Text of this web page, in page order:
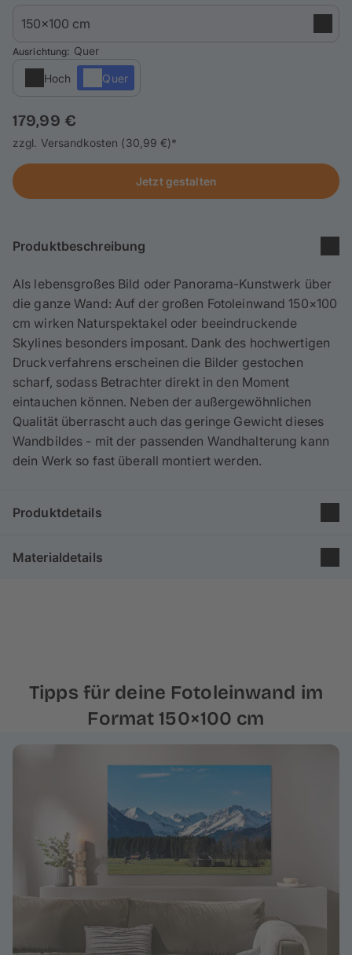
Anlässe
Service
Anmelden / Registrieren
Reisekollektion
Ausrichtung: Quer
Hoch Quer
179,99 €
zzgl. Versandkosten (30,99 €)*
Jetzt gestalten
Produktbeschreibung
Als lebensgroßes Bild oder Panorama-Kunstwerk über
die ganze Wand: Auf der großen Fotoleinwand 150×100
cm wirken Naturspektakel oder beeindruckende
Skylines besonders imposant. Dank des hochwertigen
Druckverfahrens erscheinen die Bilder gestochen
scharf, sodass Betrachter direkt in den Moment
eintauchen können. Neben der außergewöhnlichen
Qualität überrascht auch das geringe Gewicht dieses
Wandbildes - mit der passenden Wandhalterung kann
dein Werk so fast überall montiert werden.
Produktdetails
Gruppe: Poster & Leinwand
Materialdetails
Für unsere Rahmen verwenden wirechtes Kiefern-
welches höchste
garantiert. Deine Fotoleinwand wird auf einen ca. 4 cm
hohen Keilrahmen gespannt, wodurch am Rand ca. 5
cm deines Fotos umgeschlagen werden – behalte das
bei der Gestaltung im Hinterkopf. Bei Bedarf kannst du
auch mit wenigen Handgriffen spielend leicht deine
Leinwand reinigen.
Tipps für deine Fotoleinwand im
Format 150×100 cm